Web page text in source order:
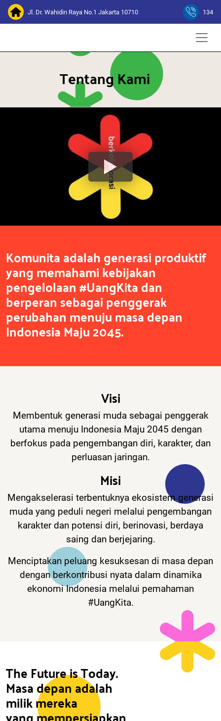
Jl. Dr. Wahidin Raya No.1 Jakarta 10710 134
Tentang Kami
Komunita adalah generasi produktif
yang memahami kebijakan
pengelolaan #UangKita dan
berperan sebagai penggerak
perubahan menuju masa depan
Indonesia Maju 2045.
Visi
Membentuk generasi muda sebagai penggerak
utama menuju Indonesia Maju 2045 dengan
berfokus pada pengembangan diri, karakter, dan
perluasan jaringan.
Misi
Mengakselerasi terbentuknya ekosistem generasi
muda yang peduli negeri melalui pengembangan
karakter dan potensi diri, berinovasi, berdaya
saing dan berjejaring.
Menciptakan peluang kesuksesan di masa depan
dengan berkontribusi nyata dalam dinamika
ekonomi Indonesia melalui pemahaman
#UangKita.
The Future is Today.
Masa depan adalah
milik mereka